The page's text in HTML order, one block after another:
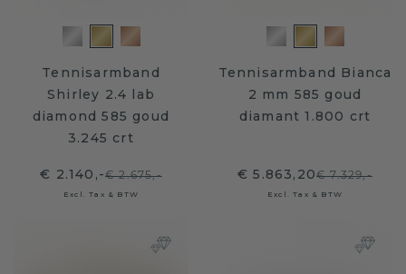
Tennisarmband
Shirley 2.4 lab
diamond 585 goud
3.245 crt
€ 2.140,-€ 2.675,-
Excl. Tax & BTW
Tennisarmband Bianca
2 mm 585 goud
diamant 1.800 crt
€ 5.863,20€ 7.329,-
Excl. Tax & BTW